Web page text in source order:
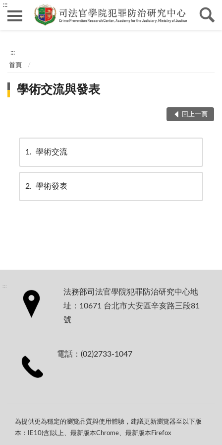
:::
:::
首頁
學術交流與發表
回上一頁
1 學術交流
2 學術發表
:::
法務部司法官學院犯罪防治研究中心地
址：10671 台北市大安區辛亥路三段81
號
電話：(02)2733-1047
為提供更為穩定的瀏覽品質與使用體驗，建議更新瀏覽器至以下版
本：IE10(含)以上、最新版本Chrome、最新版本Firefox